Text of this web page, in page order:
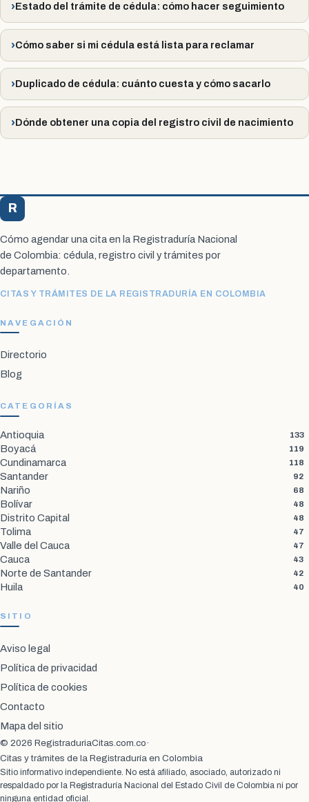
Estado del trámite de cédula: cómo hacer seguimiento
Cómo saber si mi cédula está lista para reclamar
Duplicado de cédula: cuánto cuesta y cómo sacarlo
Dónde obtener una copia del registro civil de nacimiento
R
Cómo agendar una cita en la Registraduría Nacional
de Colombia: cédula, registro civil y trámites por
departamento.
CITAS Y TRÁMITES DE LA REGISTRADURÍA EN COLOMBIA
NAVEGACIÓN
Directorio
Blog
CATEGORÍAS
Antioquia 133
Boyacá 119
Cundinamarca 118
Santander 92
Nariño 68
Bolívar 48
Distrito Capital 48
Tolima 47
Valle del Cauca 47
Cauca 43
Norte de Santander 42
Huila 40
SITIO
Aviso legal
Política de privacidad
Política de cookies
Contacto
Mapa del sitio
© 2026 RegistraduriaCitas.com.co·
Citas y trámites de la Registraduría en Colombia
Sitio informativo independiente. No está afiliado, asociado, autorizado ni
respaldado por la Registraduría Nacional del Estado Civil de Colombia ni por
ninguna entidad oficial.